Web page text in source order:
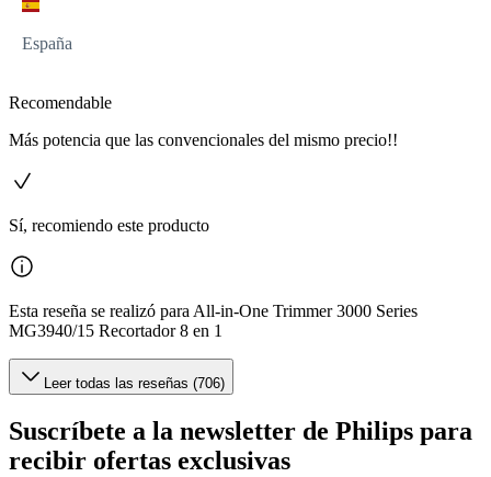
España
Recomendable
Más potencia que las convencionales del mismo precio!!
Sí, recomiendo este producto
Esta reseña se realizó para All-in-One Trimmer 3000 Series
MG3940/15 Recortador 8 en 1
Leer todas las reseñas (706)
Suscríbete a la newsletter de Philips para
recibir ofertas exclusivas